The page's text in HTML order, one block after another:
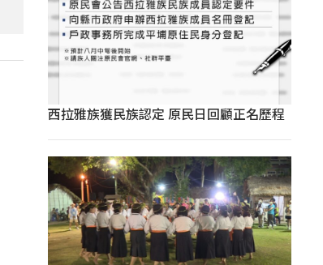
西拉雅族獲民族認定 原民日回顧正名歷程